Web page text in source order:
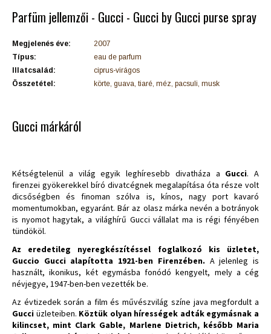
Parfüm jellemzői - Gucci - Gucci by Gucci purse spray
Megjelenés éve:
2007
Típus:
eau de parfum
Illatcsalád:
ciprus-virágos
Összetétel:
körte, guava, tiaré, méz, pacsuli, musk
Gucci márkáról
Kétségtelenül a világ egyik leghíresebb divatháza a Gucci. A
firenzei gyökerekkel bíró divatcégnek megalapítása óta része volt
dicsőségben és finoman szólva is, kínos, nagy port kavaró
momentumokban, egyaránt. Bár az olasz márka nevén a botrányok
is nyomot hagytak, a világhírű Gucci vállalat ma is régi fényében
tündököl.
Az eredetileg nyeregkészítéssel foglalkozó kis üzletet,
Guccio Gucci alapította 1921-ben Firenzében. A jelenleg is
használt, ikonikus, két egymásba fonódó kengyelt, mely a cég
névjegye, 1947-ben-ben vezették be.
Az évtizedek során a film és művészvilág színe java megfordult a
Gucci üzleteiben. Köztük olyan hírességek adták egymásnak a
kilincset, mint Clark Gable, Marlene Dietrich, később Maria